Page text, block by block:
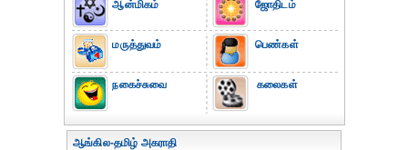
ஆன்மிகம்
மருத்துவம்
நகைச்சுவை
ஜோதிடம்
பெண்கள்
கலைகள்
ஆங்கில-தமிழ் அகராதி